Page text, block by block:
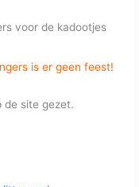
voor de kadootjes
is er geen feest!
de site gezet.